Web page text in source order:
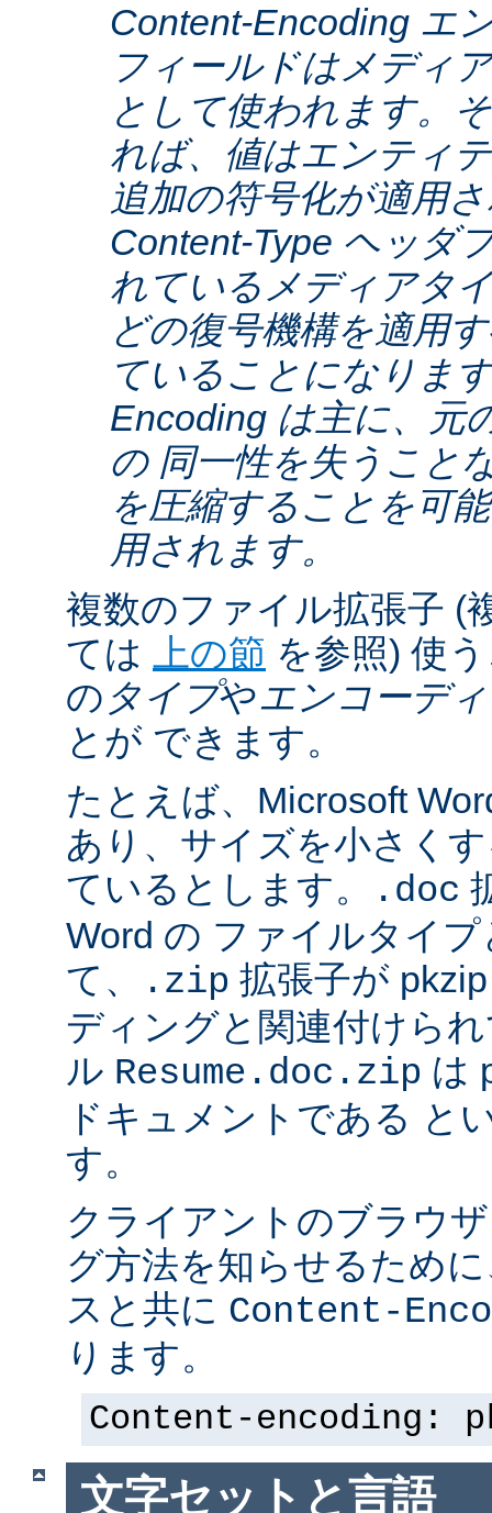
Content-Encoding エ
フィールドはメディ
として使われます。
れば、値はエンティ
追加の符号化が適用
Content-Type ヘッダ
れているメディアタ
どの復号機構を適用
ていることになりま
Encoding は主に、元
の 同一性を失うこと
を圧縮することを可
用されます。
複数のファイル拡張子 (
ては
上の節 を参照) 使
の タイプやエンコーデ
とが できます。
たとえば、Microsoft
あり、サイズを小さく
ているとします。
.doc
Word の ファイルタイ
て、
.zip 拡張子が
ディングと関連付けら
ル Resume.doc.zip は
ドキュメントである と
す。
クライアントのブラウ
グ方法を知らせるため
スと共に Content-
ります。
Content-encoding:
文字セットと言語